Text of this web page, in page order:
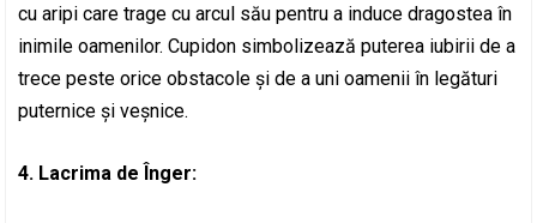
cu aripi care trage cu arcul său pentru a induce dragostea în
inimile oamenilor. Cupidon simbolizează puterea iubirii de a
trece peste orice obstacole și de a uni oamenii în legături
puternice și veșnice.
4. Lacrima de Înger: